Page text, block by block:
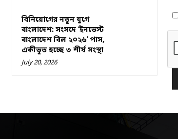
বিনিয়োগের নতুন যুগে
বাংলাদেশ: সংসদে ‘ইনভেস্ট
বাংলাদেশ বিল ২০২৬’ পাস,
একীভূত হচ্ছে ৩ শীর্ষ সংস্থা
July 20, 2026